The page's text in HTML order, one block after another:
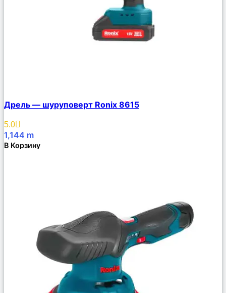
Описание
Избранное
Дрель — шуруповерт Ronix 8615
5.0
1,144 m
В Корзину